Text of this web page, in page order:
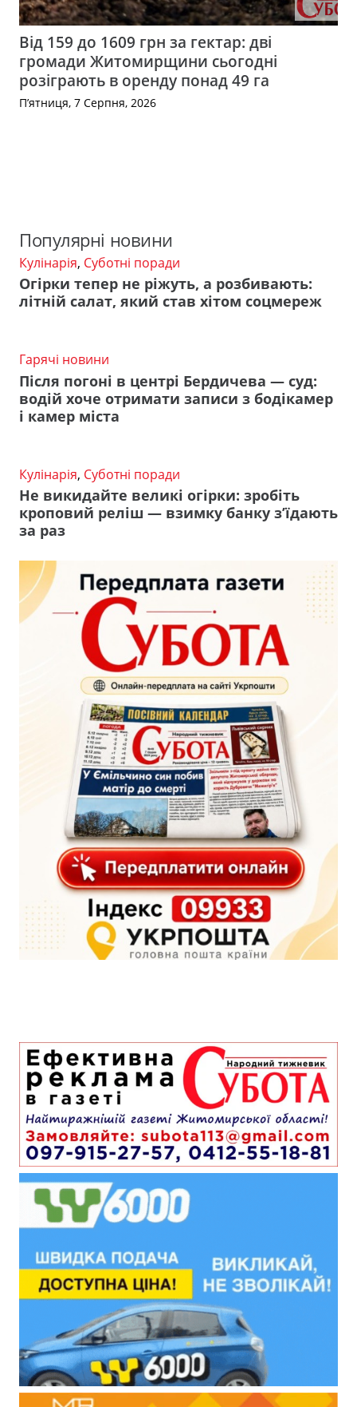
Від 159 до 1609 грн за гектар: дві
громади Житомирщини сьогодні
розіграють в оренду понад 49 га
П’ятниця, 7 Серпня, 2026
Популярні новини
Кулінарія, Суботні поради
Огірки тепер не ріжуть, а розбивають:
літній салат, який став хітом соцмереж
Гарячі новини
Після погоні в центрі Бердичева — суд:
водій хоче отримати записи з бодікамер
і камер міста
Кулінарія, Суботні поради
Не викидайте великі огірки: зробіть
кроповий реліш — взимку банку з’їдають
за раз